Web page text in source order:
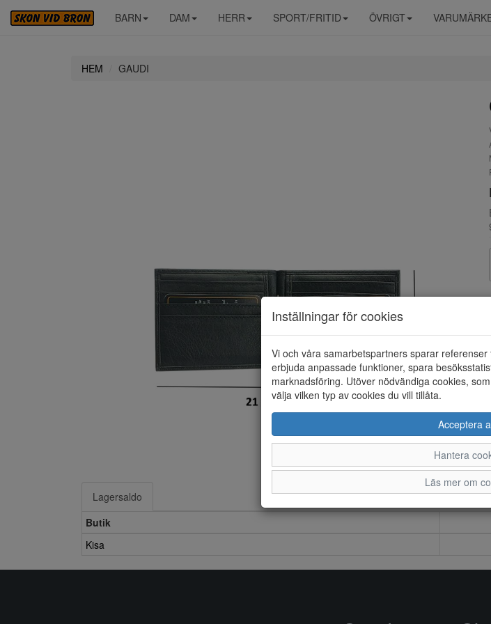
BARN DAM HERR SPORT/FRITID ÖVRIGT
HEM GAUDI
Lagersaldo
Butik
Kisa
Inställningar för cookies
Vi och våra samarbetspartners sparar
erbjuda anpassade funktioner, spara
marknadsföring. Utöver nödvändiga cookies,
välja vilken typ av cookies du vill tillåta.
Acceptera
Hantera
Läs mer om